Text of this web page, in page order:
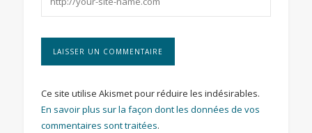
Ce site utilise Akismet pour réduire les indésirables.
En savoir plus sur la façon dont les données de vos
commentaires sont traitées.